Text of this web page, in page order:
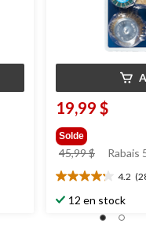
19,99 $
Solde
45,99 $
prix
45,99 $
Rabais
4.2
4.2
étoile(s)
12 en stock